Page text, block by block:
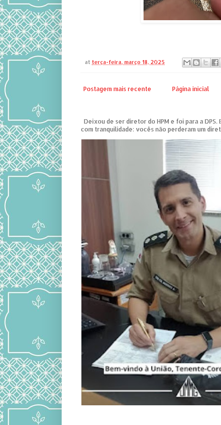
at terça-feira, março 18, 2025
Postagem mais recente Página inicial
Deixou de ser diretor do HPM e foi para a DPS.
com tranquilidade: vocês não perderam um